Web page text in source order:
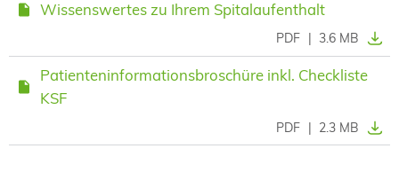
Wissenswertes zu Ihrem Spitalaufenthalt
PDF 3.6 MB
Patienteninformationsbroschüre inkl. Checkliste
KSF
PDF | 2.3 MB